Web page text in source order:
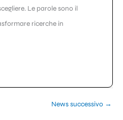
Le parole sono il
ricerche in
News successivo →